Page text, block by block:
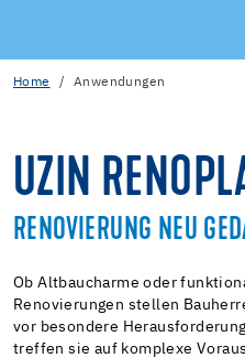
Home Anwendungen
UZIN
RENOVIERUNG NEU
Ob Altbaucharme oder
Renovierungen stellen
vor besondere
treffen sie auf komplexe